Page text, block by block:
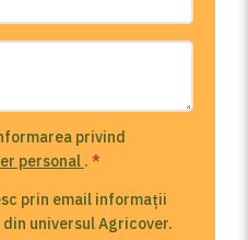
privind
personal . *
prin email informații
universul Agricover.